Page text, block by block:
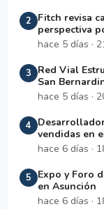
2
Fitch revisa
perspectiva
hace 5 días ·
3
Red Vial
San
hace 5 días ·
4
vendidas en
hace 6 días ·
5
Expo y Foro
en Asunción
hace 6 días ·